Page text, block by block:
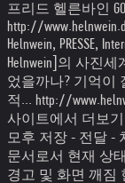
프리드 헬른바인
http://
Helnwein, PRESSE,
Helnwein]의 사진
었을까나? 기억이
적... http://
사이트에서 더보
모후 저장 - 전달 -
문서로서 현재 상
경고 및 화면 깨짐